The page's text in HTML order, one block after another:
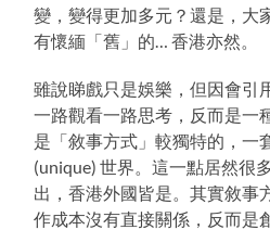
變，變得更加多元？還是，大
有懷緬「舊」的… 香港亦然。
雖說睇戲只是娛樂，但因會引
一路觀看一路思考，反而是一
是「敘事方式」較獨特的，一
(unique) 世界。這一點居然很
出，香港外國皆是。其實敘事
作成本沒有直接關係，反而是